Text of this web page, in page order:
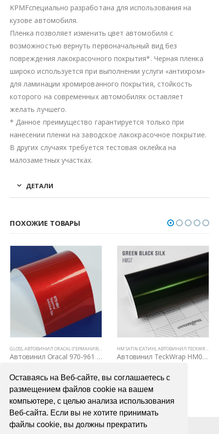
Оставаясь на Веб-сайте, вы соглашаетесь с
размещением файлов cookie на вашем
компьютере, с целью анализа использования
Веб-сайта. Если вы не хотите принимать
файлы cookie, вы должны прекратить
KPMFспециально разработана для использования на
кузове автомобиля.
Пленка позволяет изменить цвет автомобиля с
возможностью вернуть первоначальный вид без
повреждения лакокрасочного покрытия*. Черная пленка
широко используется при выполнении услуги «антихром»
для ламинации хромированного покрытия, стойкость
которого на современных автомобилях оставляет
желать лучшего.
* Данное преимущество гарантируется только при
нанесении пленки на заводское лакокрасочное покрытие.
В других случаях требуется тестовая оклейка на
малозаметных участках.
ДЕТАЛИ
ПОХОЖИЕ ТОВАРЫ
,ВСЕ ТОВАРЫ,ЦВЕТНЫЕ ВИНИЛОВЫЕ ПЛЕНКИ
GLOSS,АВТОВИНИЛ ORACAL (ГЕРМАНИЯ),ВСЕ ТОВАРЫ,ЦВЕТНЫЕ ВИНИЛОВЫЕ ПЛЕНКИ
Автовинил Oracal 970-961 luscious lips – красный, глянец
В КОРЗИНУ
HM SATIN (САТИН),АВТОВИНИЛ TECKWRAP
Автовинил TeckWrap HM07 Green Black Silk
В КОРЗИНУ